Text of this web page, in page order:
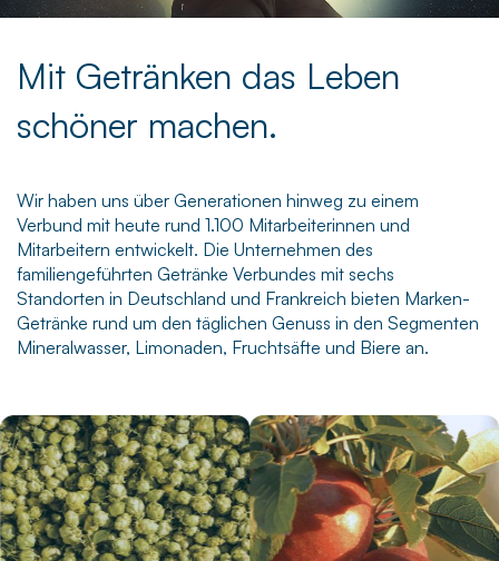
Mit Getränken das Leben
schöner machen.
Wir haben uns über Generationen hinweg zu einem
Verbund mit heute rund 1.100 Mitarbeiterinnen und
Mitarbeitern entwickelt. Die Unternehmen des
familiengeführten Getränke Verbundes mit sechs
Standorten in Deutschland und Frankreich bieten Marken-
Getränke rund um den täglichen Genuss in den Segmenten
Mineralwasser, Limonaden, Fruchtsäfte und Biere an.